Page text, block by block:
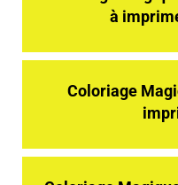
à
Coloriage